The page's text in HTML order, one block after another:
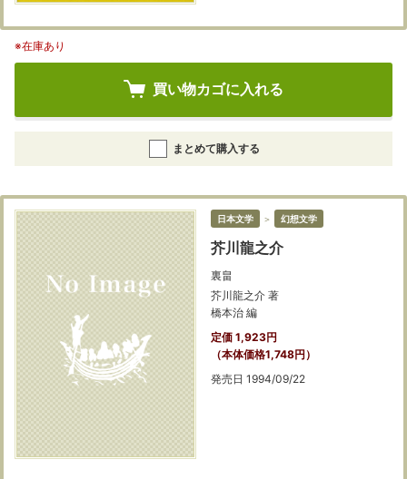
※在庫あり
買い物カゴに入れる
まとめて購入する
日本文学 ＞ 幻想文学
芥川龍之介
裏畠
芥川龍之介 著
橋本治 編
定価 1,923円
（本体価格1,748円）
発売日 1994/09/22